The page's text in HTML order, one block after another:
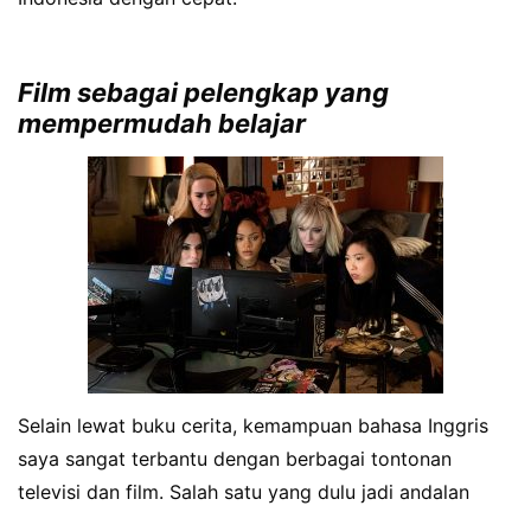
Film sebagai pelengkap yang
mempermudah belajar
Selain lewat buku cerita, kemampuan bahasa Inggris
saya sangat terbantu dengan berbagai tontonan
televisi dan film. Salah satu yang dulu jadi andalan